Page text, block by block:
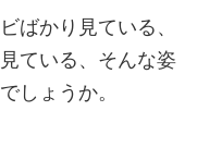
ばかり見ている、
ている、そんな姿
しょうか。